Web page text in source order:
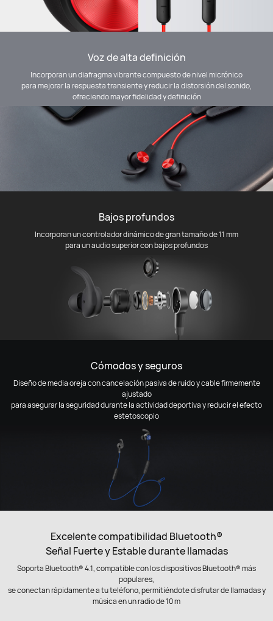
Voz de alta definición
Incorporan un diafragma vibrante compuesto de nivel micrónico
para mejorar la respuesta transiente y reducir la distorsión del sonido,
ofreciendo mayor fidelidad y definición
Bajos profundos
Incorporan un controlador dinámico de gran tamaño de 11 mm
para un audio superior con bajos profundos
Cómodos y seguros
Diseño de media oreja con cancelación pasiva de ruido y cable firmemente
ajustado
para asegurar la seguridad durante la actividad deportiva y reducir el efecto
estetoscopio
Excelente compatibilidad Bluetooth®
Señal Fuerte y Estable durante llamadas
Soporta Bluetooth® 4.1, compatible con los dispositivos Bluetooth® más
populares,
se conectan rápidamente a tu teléfono, permitiéndote disfrutar de llamadas y
música en un radio de 10 m